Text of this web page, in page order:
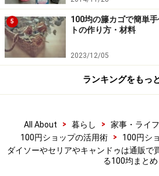
ゥもダイソーと同じく大量注文・
文専門のサイトが用意されています
またキャンドゥでは、会員登録を
可能です。送料は全国一律（北
ません。
■ワッツの公式オンライン通販サ
5
100均の籐カゴで簡単
トの作り方・材料
2023/12/05
ランキングをもっ
All About > 暮らし > 家事・ライ
100円ショップの活用術
> 100円シ
ダイソーやセリアやキャンドゥは通販で
る100均まとめ